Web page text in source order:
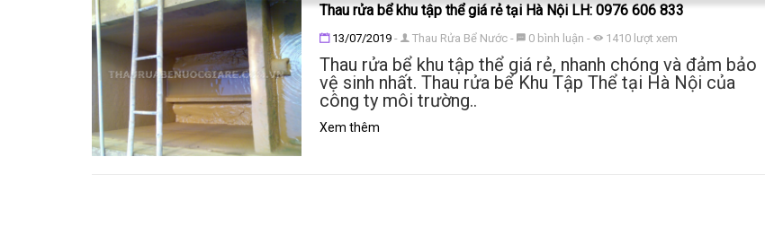
Thau rửa bể khu tập thể giá rẻ tại Hà Nội LH: 0976 606 833
Đăng ngày
13/07/2019 - Thau Rửa Bể Nước - 0 bình luận - 1410 lượt xem
Thau rửa bể khu tập thể giá rẻ, nhanh chóng và đảm bảo
vệ sinh nhất. Thau rửa bể Khu Tập Thể tại Hà Nội của
công ty môi trường..
Xem thêm